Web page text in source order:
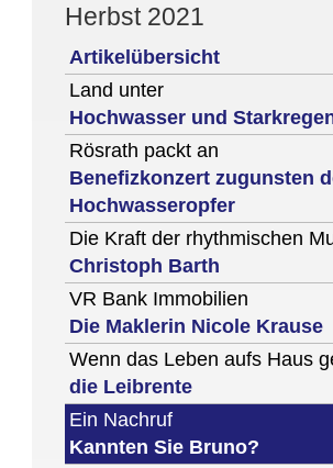
Herbst 2021
Artikelübersicht
Land unter
Hochwasser und
Rösrath packt an
Benefizkonzert zugunsten
Hochwasseropfer
Die Kraft der rhythmischen
Christoph Barth
VR Bank Immobilien
Die Maklerin Nicole Krause
Wenn das Leben aufs Haus
die Leibrente
Ein Nachruf
Kannten Sie Bruno?